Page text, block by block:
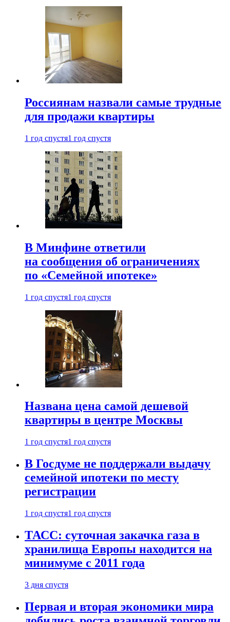
Россиянам назвали самые трудные
для продажи квартиры
1 год спустя1 год спустя
В Минфине ответили
на сообщения об ограничениях
по «Семейной ипотеке»
1 год спустя1 год спустя
Названа цена самой дешевой
квартиры в центре Москвы
1 год спустя1 год спустя
В Госдуме не поддержали выдачу
семейной ипотеки по месту
регистрации
1 год спустя1 год спустя
ТАСС: суточная закачка газа в
хранилища Европы находится на
минимуме с 2011 года
3 дня спустя
Первая и вторая экономики мира